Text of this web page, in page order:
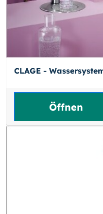
CLAGE -
Öffnen